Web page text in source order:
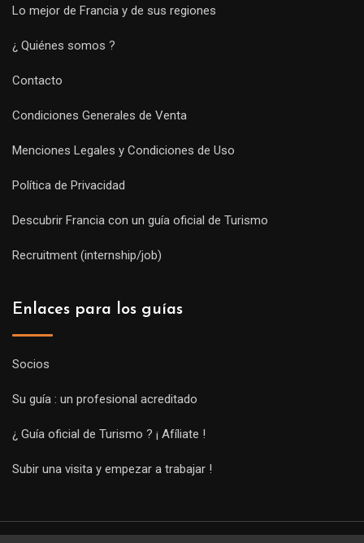
Lo mejor de Francia y de sus regiones
¿ Quiénes somos ?
Contacto
Condiciones Generales de Venta
Menciones Legales y Condiciones de Uso
Política de Privacidad
Descubrir Francia con un guía oficial de Turismo
Recruitment (internship/job)
Enlaces para los guías
Socios
Su guía : un profesional acreditado
¿ Guía oficial de Turismo ? ¡ Afíliate !
Subir una visita y empezar a trabajar !